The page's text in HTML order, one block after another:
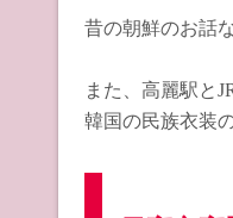
昔の朝鮮のお話
また、高麗駅と
韓国の民族衣装